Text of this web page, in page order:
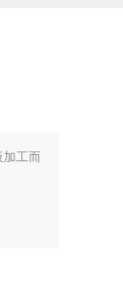
加工而